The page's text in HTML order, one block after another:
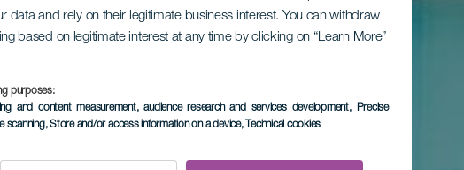
data and rely on their legitimate business interest. You can withdraw
based on legitimate interest at any time by clicking on “Learn More”
purposes:
and content measurement, audience research and services development, Precise
scanning, Store and/or access information on a device, Technical cookies